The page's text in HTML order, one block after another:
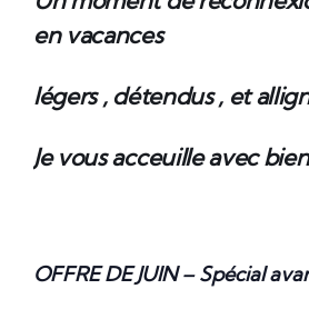
en vacances
légers , détendus , et
Je vous acceuille avec
OFFRE DE JUIN – Spécial